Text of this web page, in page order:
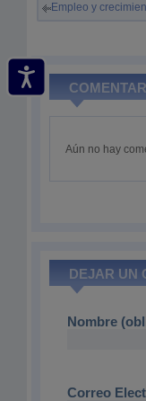
Empleo y
Aún no hay
DEJAR UN
Nombre
Correo